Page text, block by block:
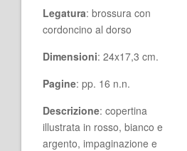
Legatura: brossura con
cordoncino al dorso
Dimensioni: 24x17,3 cm.
Pagine: pp. 16 n.n.
Descrizione: copertina
illustrata in rosso, bianco e
argento, impaginazione e